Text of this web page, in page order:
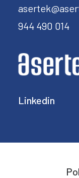
Linkedin
944 490 014